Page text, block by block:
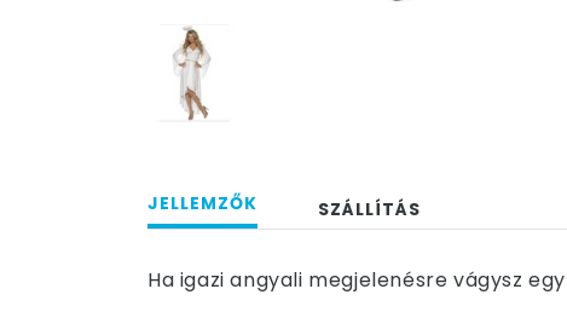
JELLEMZŐK SZÁLLÍTÁS
Ha igazi angyali megjelenésre vágysz